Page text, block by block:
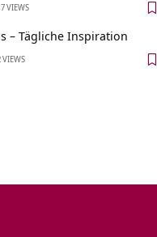
VIEWS
– Tägliche Inspiration
VIEWS